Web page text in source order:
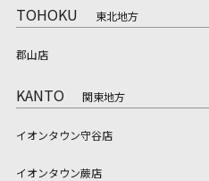
TOHOKU 東北地方
郡山店
KANTO 関東地方
イオンタウン守谷店
イオンタウン蕨店